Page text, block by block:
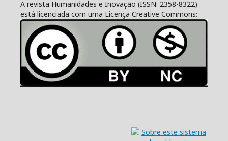
A revista Humanidades e Inovação (ISSN: 2358-8322)
está licenciada com uma Licença Creative Commons: